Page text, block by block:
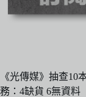
《光傳媒》抽查10
務：4缺貨 6無資料